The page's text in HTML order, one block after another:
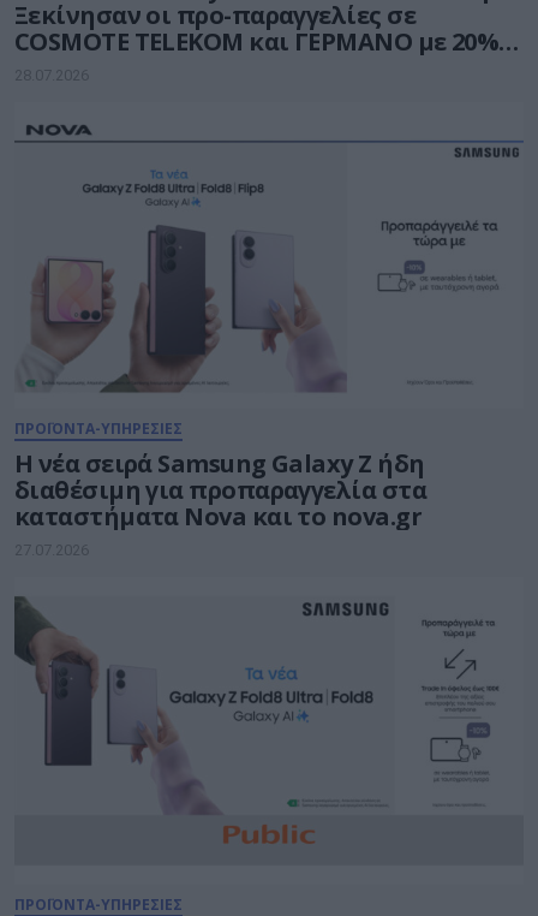
Ξεκίνησαν οι προ-παραγγελίες σε
COSMOTE TELEKOM και ΓΕΡΜΑΝΟ με 20%
payzy cashback
28.07.2026
ΠΡΟΪΟΝΤΑ-ΥΠΗΡΕΣΙΕΣ
Η νέα σειρά Samsung Galaxy Ζ ήδη
διαθέσιμη για προπαραγγελία στα
καταστήματα Nova και το nova.gr
27.07.2026
ΠΡΟΪΟΝΤΑ-ΥΠΗΡΕΣΙΕΣ